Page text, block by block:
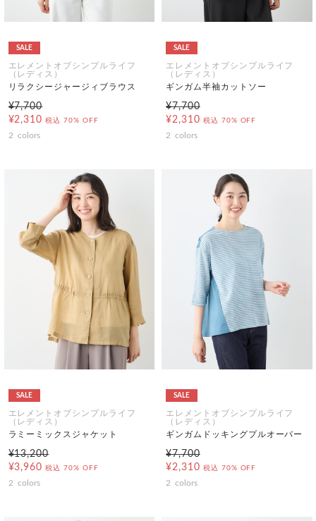
SALE
エレメントオブシンプルライフ
（レディス）
リラクシージャージィブラウス
¥7,700
¥2,310 税込 70% OFF
2 colors
SALE
エレメントオブシンプルライフ
（レディス）
ギンガム半袖カットソー
¥7,700
¥2,310 税込 70% OFF
2 colors
SALE
エレメントオブシンプルライフ
（レディス）
ラミーミックスジャケット
¥13,200
¥3,960 税込 70% OFF
2 colors
SALE
エレメントオブシンプルライフ
（レディス）
ギンガムドッキングプルオーバー
¥7,700
¥2,310 税込 70% OFF
2 colors